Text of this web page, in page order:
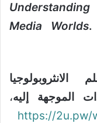
Media Worlds.
الانثروبولوجيا
الموجهة إليه،
https://2u.pw/